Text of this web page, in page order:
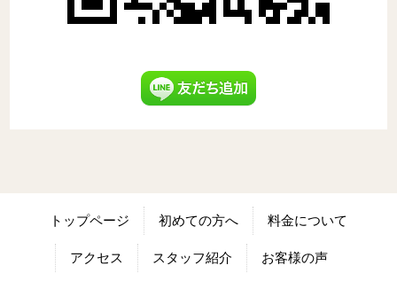
トップページ 初めての方へ 料金について
アクセス スタッフ紹介 お客様の声